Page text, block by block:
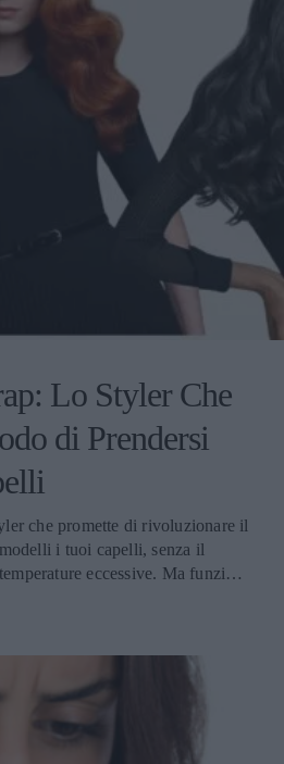
Lo Styler Che
di Prendersi
che promette di rivoluzionare il
i tuoi capelli, senza il
eccessive. Ma funziona